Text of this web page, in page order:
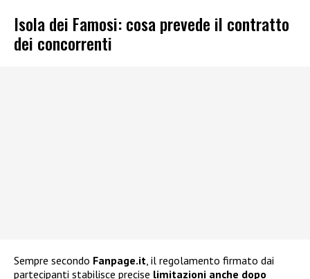
Isola dei Famosi: cosa prevede il contratto
dei concorrenti
Sempre secondo Fanpage.it, il regolamento firmato dai
partecipanti stabilisce precise limitazioni anche dopo